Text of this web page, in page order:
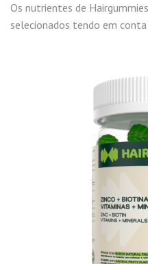
Os nutrientes de
selecionados tendo em